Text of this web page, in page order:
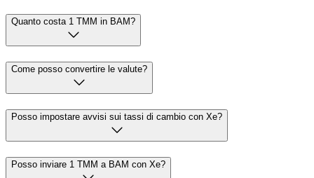
Quanto costa 1 TMM in BAM?
Come posso convertire le valute?
Posso impostare avvisi sui tassi di cambio con Xe?
Posso inviare 1 TMM a BAM con Xe?